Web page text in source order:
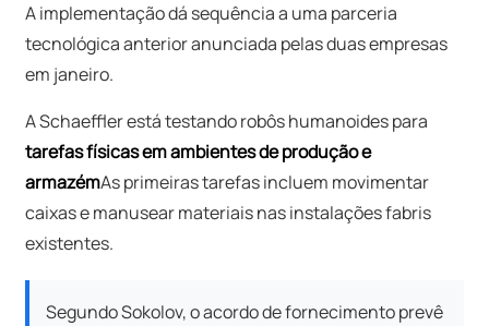
A implementação dá sequência a uma parceria
tecnológica anterior anunciada pelas duas empresas
em janeiro.
A Schaeffler está testando robôs humanoides para
tarefas físicas em ambientes de produção e
armazémAs primeiras tarefas incluem movimentar
caixas e manusear materiais nas instalações fabris
existentes.
Segundo Sokolov, o acordo de fornecimento prevê